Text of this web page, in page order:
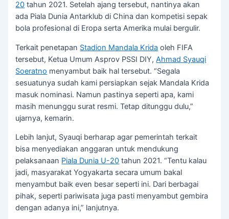
20 tahun 2021. Setelah ajang tersebut, nantinya akan
ada Piala Dunia Antarklub di China dan kompetisi sepak
bola profesional di Eropa serta Amerika mulai bergulir.
Terkait penetapan Stadion Mandala Krida oleh FIFA
tersebut, Ketua Umum Asprov PSSI DIY,Ahmad Syauqi
Soeratno menyambut baik hal tersebut. “Segala
sesuatunya sudah kami persiapkan sejak Mandala Krida
masuk nominasi. Namun pastinya seperti apa, kami
masih menunggu surat resmi. Tetap ditunggu dulu,”
ujarnya, kemarin.
Lebih lanjut, Syauqi berharap agar pemerintah terkait
bisa menyediakan anggaran untuk mendukung
pelaksanaan Piala Dunia U-20 tahun 2021. “Tentu kalau
jadi, masyarakat Yogyakarta secara umum bakal
menyambut baik even besar seperti ini. Dari berbagai
pihak, seperti pariwisata juga pasti menyambut gembira
dengan adanya ini,” lanjutnya.